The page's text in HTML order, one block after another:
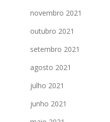
novembro 2021
outubro 2021
setembro 2021
agosto 2021
julho 2021
junho 2021